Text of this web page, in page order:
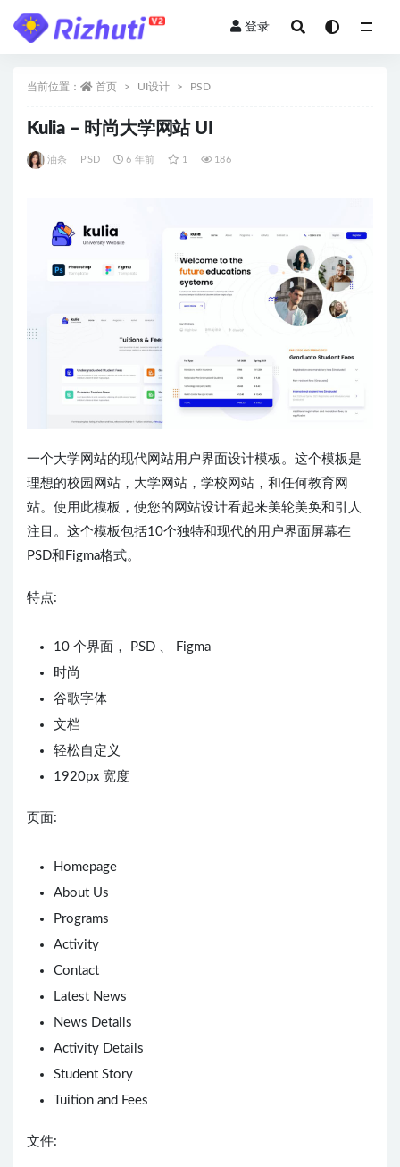
登录
当前位置： 首页 UI设计 PSD
Kulia – 时尚大学网站 UI
油条 PSD 6 年前 1 186
一个大学网站的现代网站用户界面设计模板。这个模板是
理想的校园网站，大学网站，学校网站，和任何教育网
站。使用此模板，使您的网站设计看起来美轮美奂和引人
注目。这个模板包括10个独特和现代的用户界面屏幕在
PSD和Figma格式。
特点:
10 个界面， PSD 、 Figma
时尚
谷歌字体
文档
轻松自定义
1920px 宽度
页面:
Homepage
About Us
Programs
Activity
Contact
Latest News
News Details
Activity Details
Student Story
Tuition and Fees
文件: